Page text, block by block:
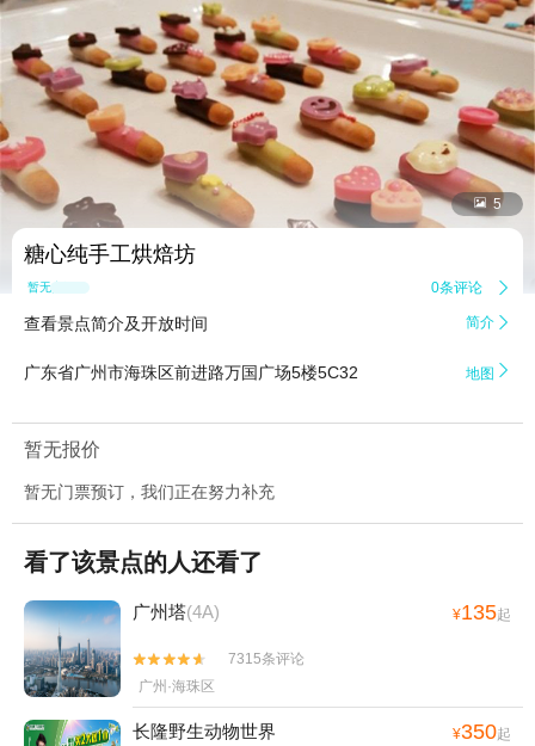
 5
糖心纯手工烘焙坊
暂无点评 0条评论 
查看景点简介及开放时间 简介 
广东省广州市海珠区前进路万国广场5楼5C32 地图 
暂无报价
暂无门票预订，我们正在努力补充
看了该景点的人还看了
广州塔(4A) ¥135起


7315条评论
广州·海珠区
长隆野生动物世界 ¥350起